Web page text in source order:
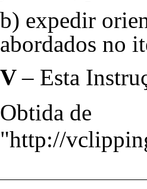
b) expedir
abordados no
V– Esta
Obtida de
"http://